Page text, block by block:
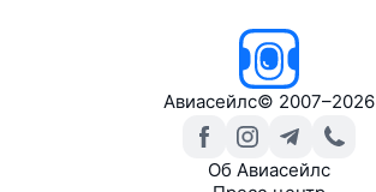
Авиасейлс© 2007–2026
Об Авиасейлс